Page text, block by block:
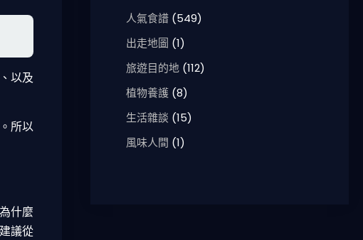
以及
所以
什麼
議從
人氣食譜(549)
出走地圖 (1)
旅遊目的地(112)
植物養護(8)
生活雜談 (15)
風味人間 (1)